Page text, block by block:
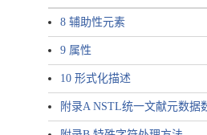
8 辅助性元素
9 属性
10 形式化描述
附录A NSTL统一文献元数据